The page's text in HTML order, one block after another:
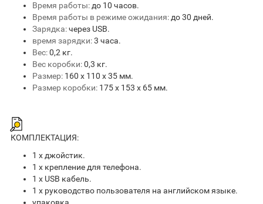
Время работы: до 10 часов.
Время работы в режиме ожидания: до 30 дней.
Зарядка:через USB.
время зарядки:3 часа.
Вес:0,2 кг.
Вес коробки:0,3 кг.
Размер: 160 x 110 x 35 мм.
Размер коробки: 175 x 153 x 65 мм.
КОМПЛЕКТАЦИЯ:
1 х джойстик.
1 х крепление для телефона.
1 х USB кабель.
1 х руководство пользователя на английском языке.